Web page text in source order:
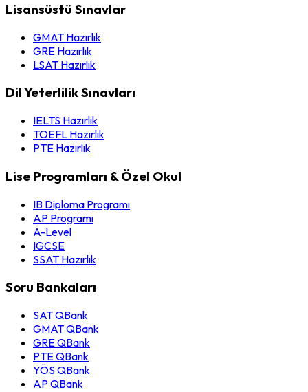
Lisansüstü Sınavlar
GMAT Hazırlık
GRE Hazırlık
LSAT Hazırlık
Dil Yeterlilik Sınavları
IELTS Hazırlık
TOEFL Hazırlık
PTE Hazırlık
Lise Programları & Özel Okul
IB Diploma Programı
AP Programı
A-Level
IGCSE
SSAT Hazırlık
Soru Bankaları
SAT QBank
GMAT QBank
GRE QBank
PTE QBank
YÖS QBank
AP QBank